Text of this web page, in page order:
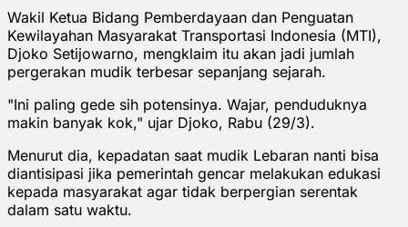
Wakil Ketua Bidang Pemberdayaan dan Penguatan
Kewilayahan Masyarakat Transportasi Indonesia (MTI),
Djoko Setijowarno, mengklaim itu akan jadi jumlah
pergerakan mudik terbesar sepanjang sejarah.
"Ini paling gede sih potensinya. Wajar, penduduknya
makin banyak kok," ujar Djoko, Rabu (29/3).
Menurut dia, kepadatan saat mudik Lebaran nanti bisa
diantisipasi jika pemerintah gencar melakukan edukasi
kepada masyarakat agar tidak berpergian serentak
dalam satu waktu.